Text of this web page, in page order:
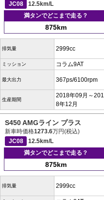
JC08
12.5km/L
満タンでどこまで走る？
875km
排気量 2999cc
ミッション コラム9AT
最大出力 367ps/6100rpm
生産期間
2018年09月～201
8年12月
S450 AMGライン プラス
新車時価格1273.6万円(税込)
JC08
12.5km/L
満タンでどこまで走る？
875km
排気量 2999cc